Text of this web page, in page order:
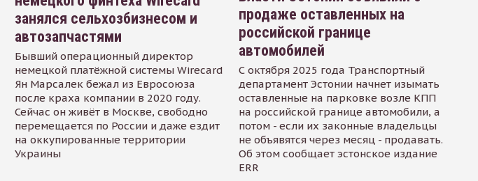
занялся сельхозбизнесом и
автозапчастями
Бывший операционный директор
немецкой платёжной системы Wirecard
Ян Марсалек бежал из Евросоюза
после краха компании в 2020 году.
Сейчас он живёт в Москве, свободно
перемещается по России и даже ездит
на оккупированные территории
Украины
продаже оставленных на
российской границе
автомобилей
С октября 2025 года Транспортный
департамент Эстонии начнет изымать
оставленные на парковке возле КПП
на российской границе автомобили, а
потом - если их законные владельцы
не объявятся через месяц - продавать.
Об этом сообщает эстонское издание
ERR